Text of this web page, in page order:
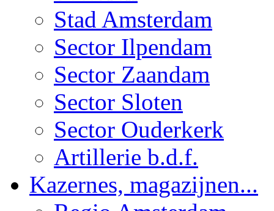
Stad Amsterdam
Sector Ilpendam
Sector Zaandam
Sector Sloten
Sector Ouderkerk
Artillerie b.d.f.
Kazernes, magazijnen...